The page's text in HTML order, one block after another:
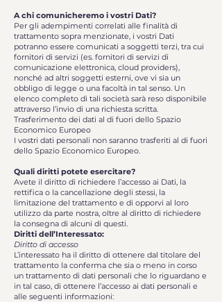
A chi comunicheremo i vostri Dati?
Per gli adempimenti correlati alle finalità di
trattamento sopra menzionate, i vostri Dati
potranno essere comunicati a soggetti terzi, tra cui
fornitori di servizi (es. fornitori di servizi di
comunicazione elettronica, cloud providers),
nonché ad altri soggetti esterni, ove vi sia un
obbligo di legge o una facoltà in tal senso. Un
elenco completo di tali società sarà reso disponibile
attraverso l’invio di una richiesta scritta.
Trasferimento dei dati al di fuori dello Spazio
Economico Europeo
I vostri dati personali non saranno trasferiti al di fuori
dello Spazio Economico Europeo.
Quali diritti potete esercitare?
Avete il diritto di richiedere l’accesso ai Dati, la
rettifica o la cancellazione degli stessi, la
limitazione del trattamento e di opporvi al loro
utilizzo da parte nostra, oltre al diritto di richiedere
la consegna di alcuni di questi.
Diritti dell’Interessato:
Diritto di accesso
L’interessato ha il diritto di ottenere dal titolare del
trattamento la conferma che sia o meno in corso
un trattamento di dati personali che lo riguardano e
in tal caso, di ottenere l’accesso ai dati personali e
alle seguenti informazioni: